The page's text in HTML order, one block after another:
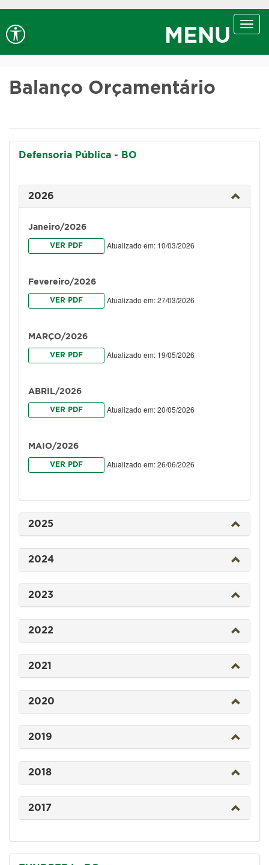
Ir ao conteúdo Alt+1 Ir ao menu Alt+2 Ir à busca Alt+3
A-Diminuir fonte MENU
Balanço Orçamentário
Defensoria Pública - BO
2026
Janeiro/2026
VER PDF Atualizado em: 10/03/2026
Fevereiro/2026
VER PDF Atualizado em: 27/03/2026
MARÇO/2026
VER PDF Atualizado em: 19/05/2026
ABRIL/2026
VER PDF Atualizado em: 20/05/2026
MAIO/2026
VER PDF Atualizado em: 26/06/2026
2025
2024
2023
2022
2021
2020
2019
2018
2017